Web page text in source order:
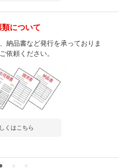
類について
納品書など発行を承っておりま
依頼ください。
くはこちら